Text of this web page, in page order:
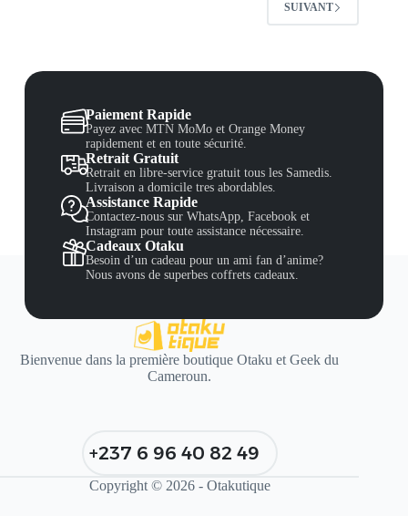
SUIVANT
Paiement Rapide
Payez avec MTN MoMo et Orange Money
rapidement et en toute sécurité.
Retrait Gratuit
Retrait en libre-service gratuit tous les Samedis.
Livraison a domicile tres abordables.
Assistance Rapide
Contactez-nous sur WhatsApp, Facebook et
Instagram pour toute assistance nécessaire.
Cadeaux Otaku
Besoin d’un cadeau pour un ami fan d’anime?
Nous avons de superbes coffrets cadeaux.
Bienvenue dans la première boutique Otaku et Geek du
Cameroun.
+237 6 96 40 82 49
Copyright © 2026 - Otakutique